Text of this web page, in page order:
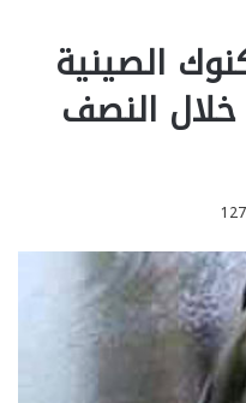
الصينية
بنسبة 9ر7% خلال النصف
127